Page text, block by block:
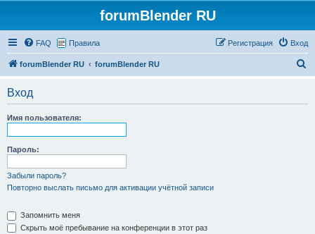
forumBlender RU
FAQ Правила Вход
Регистрация
forumBlender RU forumBlender RU
Вход
Имя пользователя:
Пароль:
Забыли пароль?
Повторно выслать письмо для активации учётной записи
Запомнить меня
Скрыть моё пребывание на конференции в этот раз